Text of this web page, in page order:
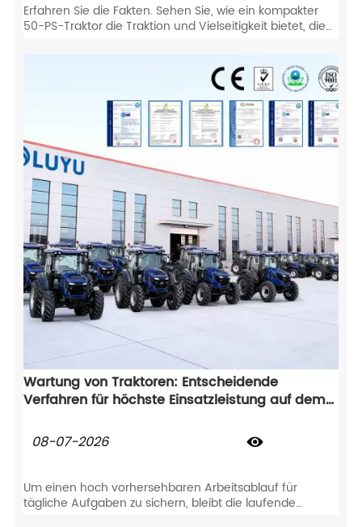
Erfahren Sie die Fakten. Sehen Sie, wie ein kompakter
50-PS-Traktor die Traktion und Vielseitigkeit bietet, die
Wartung von Traktoren: Entscheidende
Verfahren für höchste Einsatzleistung auf dem
08-07-2026

Um einen hoch vorhersehbaren Arbeitsablauf für
tägliche Aufgaben zu sichern, bleibt die laufende